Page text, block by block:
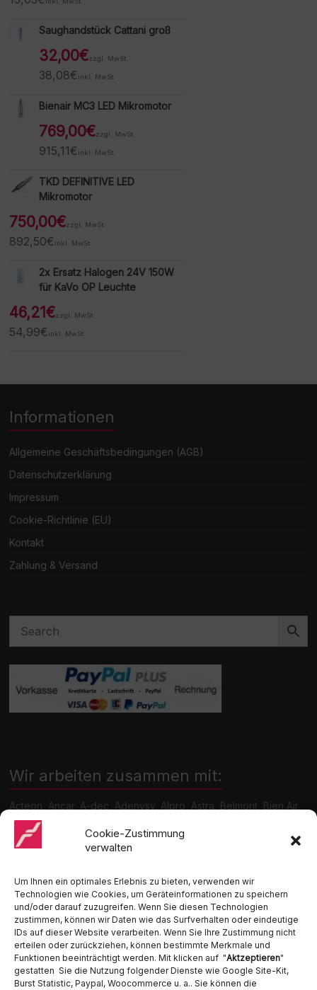
Cookie-Zustimmung
verwalten
Um Ihnen ein optimales Erlebnis zu bieten, verwenden wir
Technologien wie Cookies, um Geräteinformationen zu speichern
und/oder darauf zuzugreifen. Wenn Sie diesen Technologien
zustimmen, können wir Daten wie das Surfverhalten oder eindeutige
IDs auf dieser Website verarbeiten. Wenn Sie Ihre Zustimmung nicht
erteilen oder zurückziehen, können bestimmte Merkmale und
Funktionen beeinträchtigt werden. Mit klicken auf "Aktzeptieren"
gestatten Sie die Nutzung folgender Dienste wie Google Site-Kit,
Burst Statistic, Paypal, Woocommerce u. a.. Sie können die
Saughandstück Cattani groß
32,00€zzgl. MwSt.
38,08€ inkl. MwSt.
Bienair MC3 LED Mikromotor
769,00€zzgl. MwSt.
915,11€ inkl. MwSt.
TKD DEFINITIVE LED
Mikromotor
750,00€zzgl. MwSt.
892,50€ inkl. MwSt.
2x Ersatz Halogen 24V 150W
für KaVo OP Leuchte
46,21€zzgl. MwSt.
54,99€ inkl. MwSt.
Informationen
Allgemeine Geschäftsbedingungen (AGB)
Datenschutzerklärung
Impressum
Cookie-Richtlinie (EU)
Kontakt
Zahlung & Versand
Wir arbeiten zusammen mit:
Acteon, Ancar, A-dec, Adenysy, Alpro, Astra, Belmont, Bien Air,
Cattani, Chirana, DCI, Dürr, ETI, Euronda, Faro, Gcomm, KaVo,
Medentex, Melag, Midmark, Metasys, MK-Dent, NSK, Ophardt
Hygiene, Ritter, Satelec, Scican, TKD, Velopex, u.v.m
Ambident GmbH